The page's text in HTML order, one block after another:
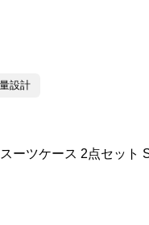
設計
ーツケース 2点セット